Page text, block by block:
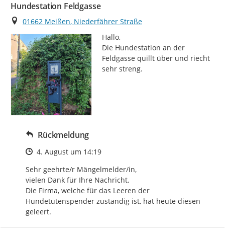
Hundestation Feldgasse
Ort
01662 Meißen, Niederfährer Straße
Hallo,
Die Hundestation an der
Feldgasse quillt über und riecht
sehr streng.
Rückmeldung
Zeitpunkt des Erstellens
4. August um 14:19
Sehr geehrte/r Mängelmelder/in,
vielen Dank für Ihre Nachricht.
Die Firma, welche für das Leeren der
Hundetütenspender zuständig ist, hat heute diesen
geleert.